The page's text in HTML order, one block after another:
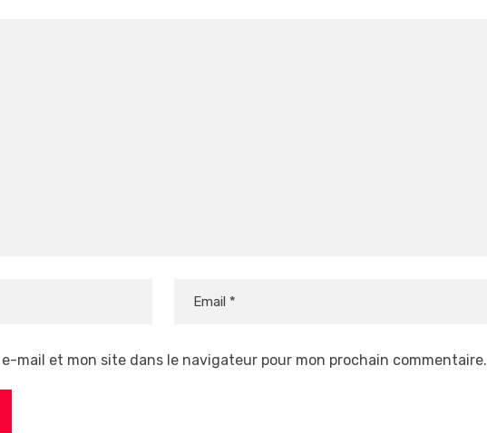
mail et mon site dans le navigateur pour mon prochain commentaire.